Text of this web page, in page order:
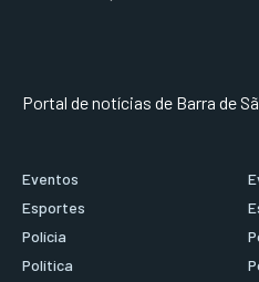
Portal de notícias de Barra de
Eventos
Esportes
Polícia
Política